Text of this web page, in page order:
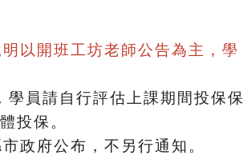
以開班工坊老師公告為主，學
學員請自行評估上課期間投保保
投保。
政府公布，不另行通知。